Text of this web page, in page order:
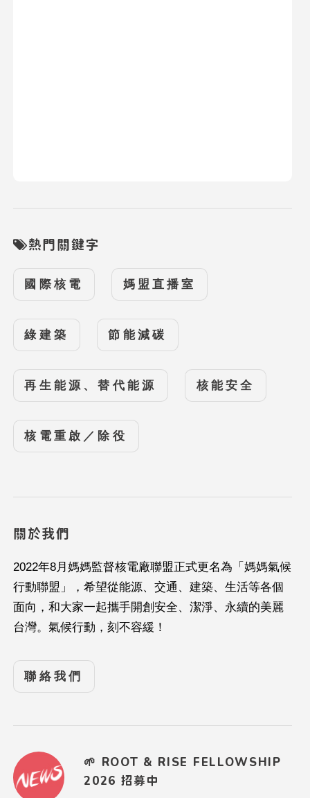
熱門關鍵字
國際核電 媽盟直播室
綠建築 節能減碳
再生能源、替代能源 核能安全
核電重啟／除役
關於我們
2022年8月媽媽監督核電廠聯盟正式更名為「媽媽氣候
行動聯盟」，希望從能源、交通、建築、生活等各個
面向，和大家一起攜手開創安全、潔淨、永續的美麗
台灣。氣候行動，刻不容緩！
聯絡我們
🌱 ROOT & RISE FELLOWSHIP
2026 招募中